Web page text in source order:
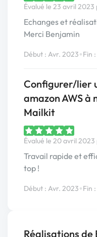
Évalué le 23 avril
Echanges et
Merci Benjamin
Début : Avr. 2023•Fin
Configurer/lier
amazon AWS à
Mailkit
Évalué le 20 avril
Travail rapide et
top !
Début : Avr. 2023•Fin
Réalisations de